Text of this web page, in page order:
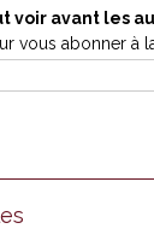
voir avant les
vous abonner à